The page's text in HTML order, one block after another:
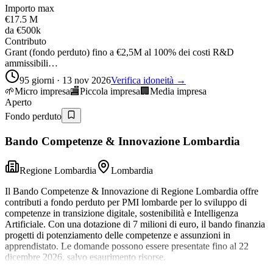
Importo max
€17.5 M
da €500k
Contributo
Grant (fondo perduto) fino a €2,5M al 100% dei costi R&D
ammissibili…
95 giorni · 13 nov 2026Verifica idoneità →
🌱Micro impresa🏬Piccola impresa 🏢 Media impresa
Aperto
Fondo perduto
Bando Competenze & Innovazione Lombardia
Regione Lombardia
Lombardia
Il Bando Competenze & Innovazione di Regione Lombardia offre
contributi a fondo perduto per PMI lombarde per lo sviluppo di
competenze in transizione digitale, sostenibilità e Intelligenza
Artificiale. Con una dotazione di 7 milioni di euro, il bando finanzia
progetti di potenziamento delle competenze e assunzioni in
apprendistato. Le domande possono essere presentate fino al 22
dicembre 2026, salvo esaurimento risorse.